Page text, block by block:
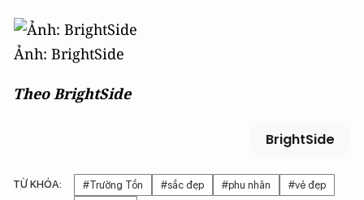
Ảnh: BrightSide
Theo BrightSide
BrightSide
TỪ KHÓA: #Trường Tồn #sắc đẹp #phu nhân
#vẻ đẹp